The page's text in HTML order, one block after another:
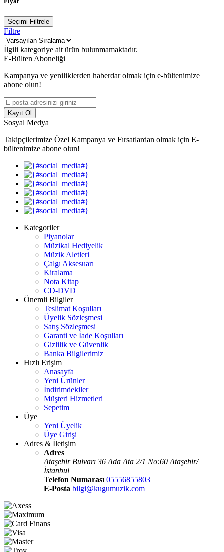
Seçimi Filtrele
Filtre
İlgili kategoriye ait ürün bulunmamaktadır.
E-Bülten Aboneliği
Kampanya ve yeniliklerden haberdar olmak için e-bültenimize
abone olun!
Kayıt Ol
Sosyal Medya
Takipçilerimize Özel Kampanya ve Fırsatlardan olmak için E-
bültenimize abone olun!
Kategoriler
Piyanolar
Müzikal Hediyelik
Müzik Aletleri
Çalgı Aksesuarı
Kiralama
Nota Kitap
CD-DVD
Önemli Bilgiler
Teslimat Koşulları
Üyelik Sözleşmesi
Satış Sözleşmesi
Garanti ve İade Koşulları
Gizlilik ve Güvenlik
Banka Bilgilerimiz
Hızlı Erişim
Anasayfa
Yeni Ürünler
İndirimdekiler
Müşteri Hizmetleri
Sepetim
Üye
Yeni Üyelik
Üye Girişi
Adres & İletişim
Adres
Ataşehir Bulvarı 36 Ada Ata 2/1 No:60 Ataşehir/
İstanbul
Telefon Numarası 05556855803
E-Posta bilgi@kugumuzik.com